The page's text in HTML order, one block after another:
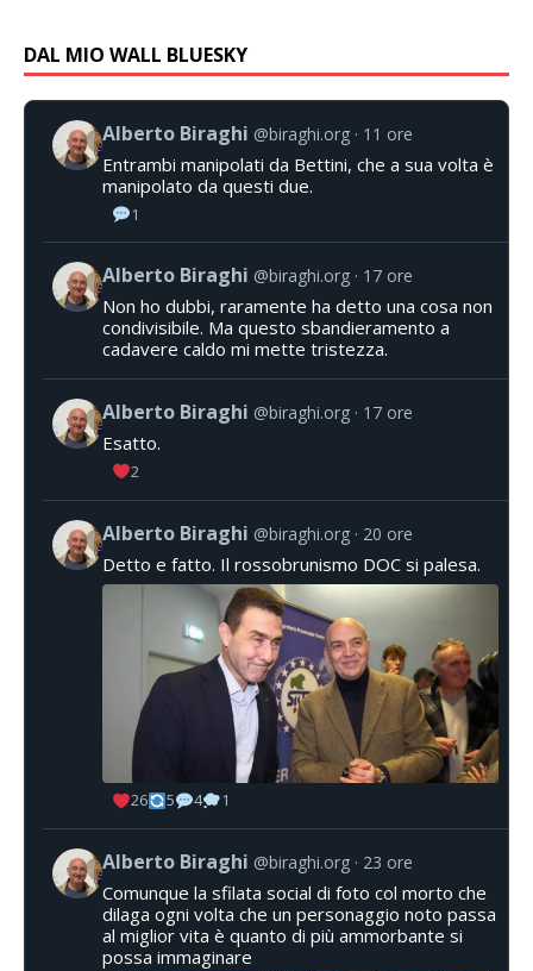
DAL MIO WALL BLUESKY
Alberto Biraghi @biraghi.org 11 ore
Entrambi manipolati da Bettini, che a sua volta è
manipolato da questi due.
1
Alberto Biraghi @biraghi.org 17 ore
Non ho dubbi, raramente ha detto una cosa non
condivisibile. Ma questo sbandieramento a
cadavere caldo mi mette tristezza.
Alberto Biraghi @biraghi.org 17 ore
Esatto.
2
Alberto Biraghi @biraghi.org 20 ore
Detto e fatto. Il rossobrunismo DOC si palesa.
26 5 4 1
Alberto Biraghi @biraghi.org 23 ore
Comunque la sfilata social di foto col morto che
dilaga ogni volta che un personaggio noto passa
al miglior vita è quanto di più ammorbante si
possa immaginare